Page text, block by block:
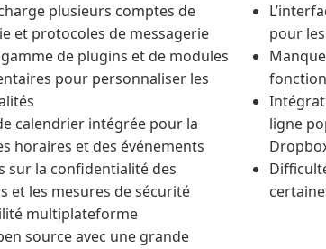
plusieurs comptes de
et protocoles de messagerie
de plugins et de modules
pour personnaliser les
calendrier intégrée pour la
horaires et des événements
sur la confidentialité des
et les mesures de sécurité
multiplateforme
source avec une grande
pour
ligne